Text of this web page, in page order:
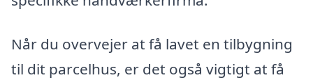
Når du overvejer at få lavet en tilbygning
til dit parcelhus, er det også vigtigt at få